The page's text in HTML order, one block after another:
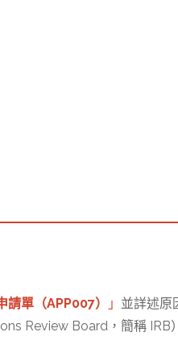
請單（APP007） 」 並詳述原
Review Board，簡稱 IRB